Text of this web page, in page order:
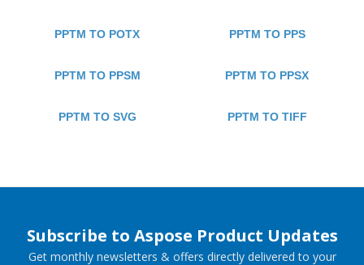
PPTM TO POTX PPTM TO PPS
PPTM TO PPSM PPTM TO PPSX
PPTM TO SVG PPTM TO TIFF
Subscribe to Aspose Product Updates
Get monthly newsletters & offers directly delivered to your